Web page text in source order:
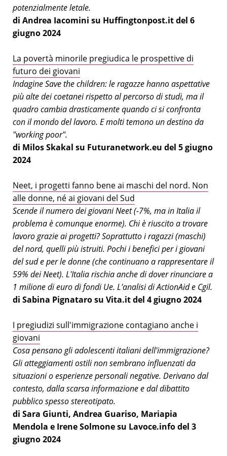
potenzialmente letale.
di Andrea Iacomini su Huffingtonpost.it del 6
giugno 2024
La povertà minorile pregiudica le prospettive di
futuro dei giovani
Indagine Save the children: le ragazze hanno aspettative
più alte dei coetanei rispetto al percorso di studi, ma il
quadro cambia drasticamente quando ci si confronta
con il mondo del lavoro. E molti temono un destino da
"working poor".
di Milos Skakal su Futuranetwork.eu del 5 giugno
2024
Neet, i progetti fanno bene ai maschi del nord. Non
alle donne, né ai giovani del Sud
Scende il numero dei giovani Neet (-7%, ma in Italia il
problema è comunque enorme). Chi è riuscito a trovare
lavoro grazie ai progetti? Soprattutto i ragazzi (maschi)
del nord, quelli più istruiti. Pochi i benefici per i giovani
del sud e per le donne (che continuano a rappresentare il
59% dei Neet). L'Italia rischia anche di dover rinunciare a
1 milione di euro di fondi Ue. L'analisi di ActionAid e Cgil.
di Sabina Pignataro su Vita.it del 4 giugno 2024
I pregiudizi sull'immigrazione contagiano anche i
giovani
Cosa pensano gli adolescenti italiani dell'immigrazione?
Gli atteggiamenti ostili non sembrano influenzati da
situazioni o esperienze personali negative. Derivano dal
contesto, dalla scarsa informazione e dal dibattito
pubblico spesso stereotipato.
di Sara Giunti, Andrea Guariso, Mariapia
Mendola e Irene Solmone su Lavoce.info del 3
giugno 2024